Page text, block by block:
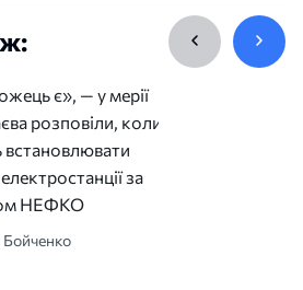
є», — у мерії
розповіли, коли
встановлювати
за
НЕФКО